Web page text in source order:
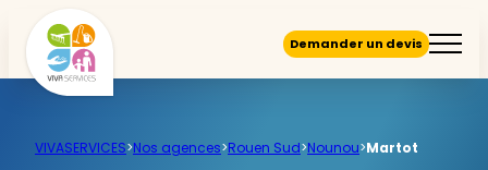
Demander un devis
VIVASERVICES>Nos agences>Rouen Sud>Nounou>Martot